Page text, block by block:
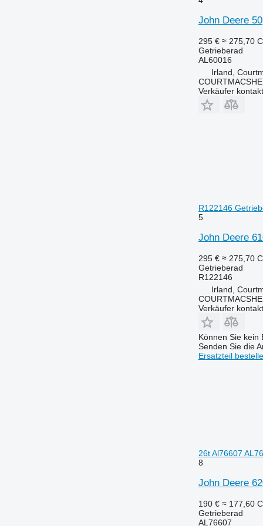
John Deere
295 € ≈ 275,70
Getrieberad
AL60016
Irland,
Verkäufer
R122146
5
John Deere
295 € ≈ 275,70
Getrieberad
R122146
Irland,
Verkäufer
Können Sie kein
Senden Sie die
Ersatzteil
26t Al76607
8
John Deere
190 € ≈ 177,60
Getrieberad
AL76607